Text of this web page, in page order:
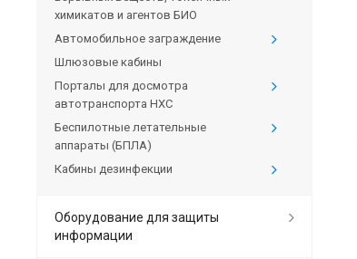
химикатов и агентов БИО
Автомобильное заграждение
Шлюзовые кабины
Порталы для досмотра
автотранспорта HXC
Беспилотные летательные
аппараты (БПЛА)
Кабины дезинфекции
Оборудование для защиты
информации